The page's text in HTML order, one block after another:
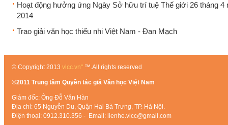
Hoạt động hưởng ứng Ngày Sở hữu trí tuệ Thế giới 26 tháng 4
2014
Trao giải văn học thiếu nhi Việt Nam - Đan Mạch
© Copyright 2013 vlcc.vn"™.All rights reserved
©2011 Trung tâm Quyền tác giả Văn học Việt Nam
Giám đốc: Ông Đỗ Văn Hàn
Địa chỉ: 65 Nguyễn Du, Quận Hai Bà Trưng, TP. Hà Nội.
Điện thoại: 0912.310.356 - Email: lienhe.vlcc@gmail.com